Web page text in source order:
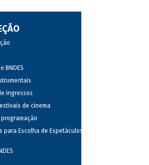
BNDES
ingressos
de cinema
programação
para Escolha de Espetáculos